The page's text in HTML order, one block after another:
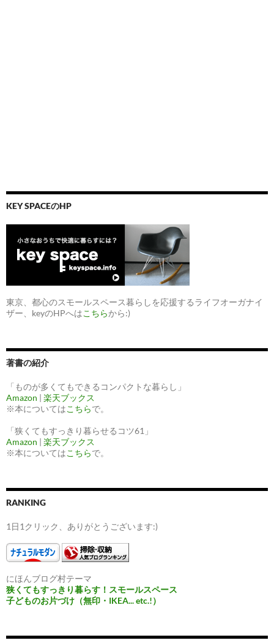
KEY SPACEのHP
東京、都心のスモールスペース暮らしを応援するライフオーガナイ
ザー、keyのHPへはこちらから:)
著書の紹介
「ものが多くてもできるコンパクトな暮らし」
Amazon | 楽天ブックス
※本についてはこちらで。
「狭くてもすっきり暮らせるコツ61」
Amazon | 楽天ブックス
※本についてはこちらで。
RANKING
1日1クリック、ありがとうございます:)
にほんブログ村テーマ
狭くてもすっきり暮らす！スモールスペース
子どものお片づけ（無印・IKEA... etc.!）